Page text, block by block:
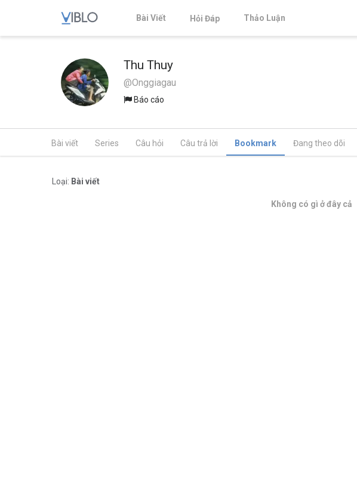
Bài Viết Hỏi Đáp Thảo Luận
Thu Thuy
@Onggiagau
Báo cáo
Bài viết Series Câu hỏi Câu trả lời Bookmark Đang theo dõi
Loại: Bài viết
Không có gì ở đây cả